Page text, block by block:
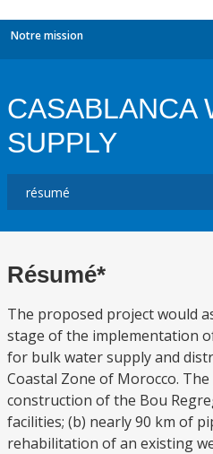
Notre mission
CASABLANCA
SUPPLY
Résumé*
The proposed project would
stage of the implementation
for bulk water supply and
Coastal Zone of Morocco.
construction of the Bou
facilities; (b) nearly 90 km of
rehabilitation of an existing